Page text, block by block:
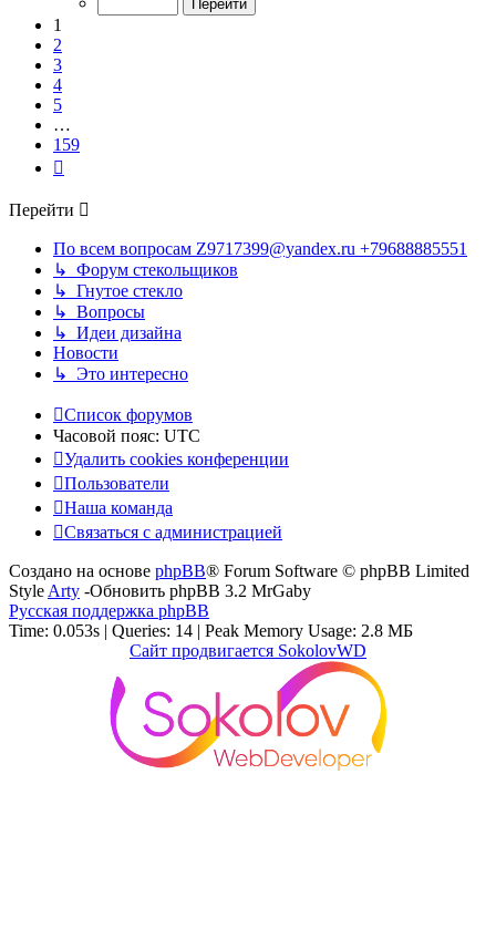
1
2
3
4
5
…
159
Перейти
По всем вопросам Z9717399@yandex.ru +79688885551
↳ Форум стекольщиков
↳ Гнутое стекло
↳ Вопросы
↳ Идеи дизайна
Новости
↳ Это интересно
Список форумов
Часовой пояс: UTC
Удалить cookies конференции
Пользователи
Наша команда
Связаться с администрацией
Создано на основе phpBB® Forum Software © phpBB Limited
StyleArty -Обновить phpBB 3.2 MrGaby
Русская поддержка phpBB
Time: 0.053s | Queries: 14 | Peak Memory Usage: 2.8 МБ
Сайт продвигается SokolovWD